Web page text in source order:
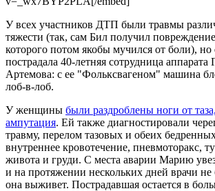
У всех участников ДТП были травмы
тяжести (так, сам Бил получил
которого потом якобы мучился от боли), но
пострадала 40-летняя сотрудница
Артемова: с ее "Фольксвагеном" машина
лоб-в-лоб.
У женщины были раздроблены ноги от
ампутация. Ей также диагностировали
травму, перелом тазовых и обеих
внутреннее кровотечение, пневмоторакс,
живота и груди. С места аварии Марию
и на протяжении нескольких дней врачи
она выживет. Пострадавшая остается в